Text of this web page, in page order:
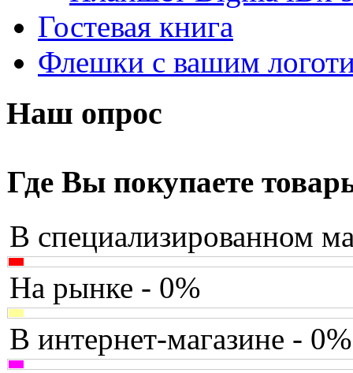
Apriori(3)
Archos
Armaggeddon
Assistant
Asus(9)
Barnes&noble
Brain(36)
Brava
Canyon
Cbr
Гостевая книга
Флешки с вашим
Наш опрос
Где Вы покупаете
В специализированном
На рынке - 0%
В интернет-магазине - 0%